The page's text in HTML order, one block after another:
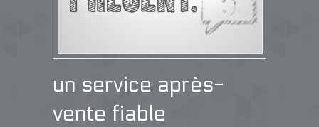
un service après-
vente fiable